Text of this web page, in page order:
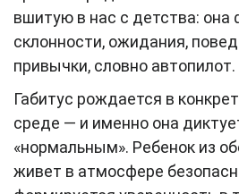
вшитую в нас с детства: она
склонности, ожидания,
привычки, словно автопилот.
Габитус рождается в
среде — и именно она
«нормальным». Ребенок из
живет в атмосфере